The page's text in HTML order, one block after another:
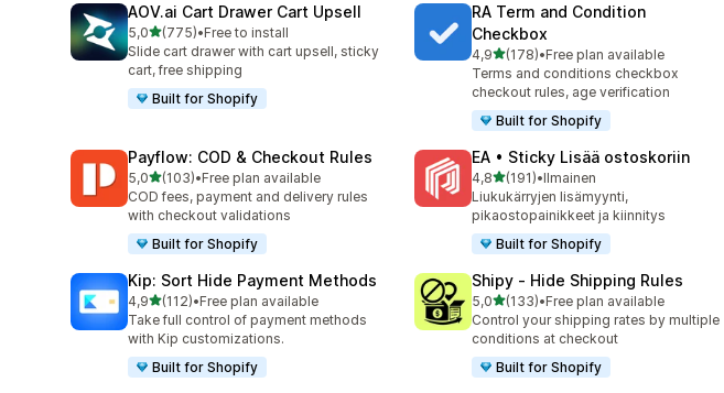
AOV.ai Cart Drawer Cart Upsell
5,0/ 5 tähteä
(775)
775 arvostelua yhteensä
•Free to install
Slide cart drawer with cart upsell, sticky
cart, free shipping
Built for Shopify
RA Term and Condition
Checkbox
4,9/ 5 tähteä
(178)
178 arvostelua yhteensä
•Free plan available
Terms and conditions checkbox
checkout rules, age verification
Built for Shopify
Payflow: COD & Checkout Rules
5,0/ 5 tähteä
(103)
103 arvostelua yhteensä
•Free plan available
COD fees, payment and delivery rules
with checkout validations
Built for Shopify
EA • Sticky Lisää ostoskoriin
4,8/ 5 tähteä
(191)
191 arvostelua yhteensä
•Ilmainen
Liukukärryjen lisämyynti,
pikaostopainikkeet ja kiinnitys
Built for Shopify
Kip: Sort Hide Payment Methods
4,9/ 5 tähteä
(112)
112 arvostelua yhteensä
•Free plan available
Take full control of payment methods
with Kip customizations.
Built for Shopify
Shipy ‑ Hide Shipping Rules
5,0/ 5 tähteä
(133)
133 arvostelua yhteensä
•Free plan available
Control your shipping rates by multiple
conditions at checkout
Built for Shopify